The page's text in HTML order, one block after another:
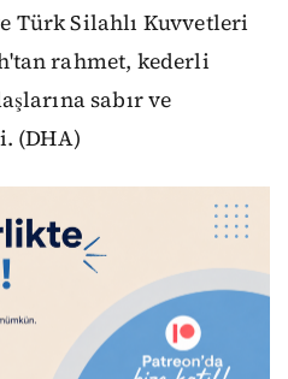
Türk Silahlı Kuvvetleri
rahmet, kederli
sabır ve
(DHA)